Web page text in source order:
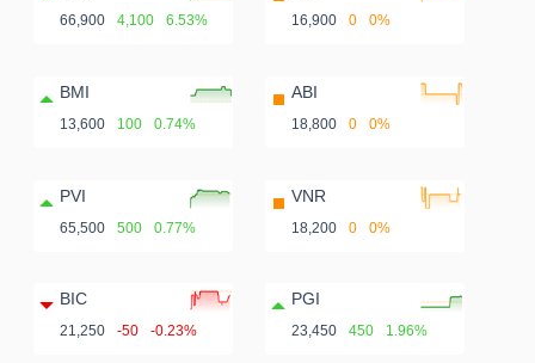
66,900 4,100 6.53% 16,900 0 0%
BMI
13,600 100 0.74%
ABI
18,800 0 0%
PVI
65,500 500 0.77%
VNR
18,200 0 0%
BIC
21,250 -50 -0.23%
PGI
23,450 450 1.96%